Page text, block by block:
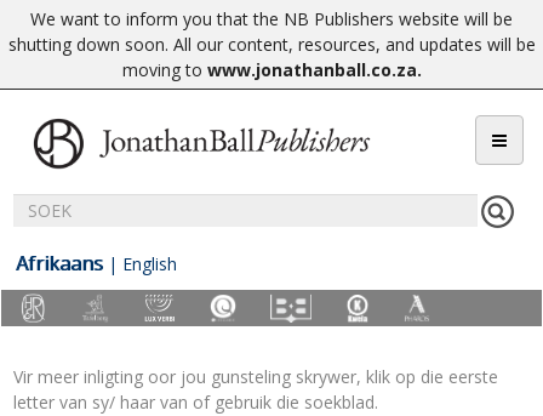
We want to inform you that the NB Publishers website will be
shutting down soon. All our content, resources, and updates will be
moving to www.jonathanball.co.za.
Afrikaans | English
Vir meer inligting oor jou gunsteling skrywer, klik op die eerste
letter van sy/ haar van of gebruik die soekblad.